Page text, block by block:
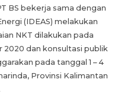
BS bekerja sama dengan
(IDEAS) melakukan
NKT dilakukan pada
2020 dan konsultasi publik
pada tanggal 1 – 4
Provinsi Kalimantan